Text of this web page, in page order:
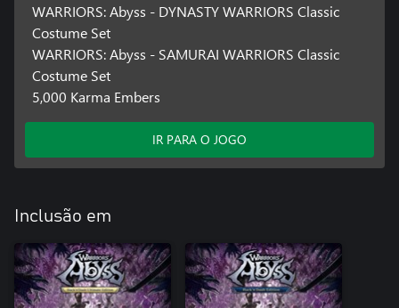
WARRIORS: Abyss - DYNASTY WARRIORS Classic
Costume Set
WARRIORS: Abyss - SAMURAI WARRIORS Classic
Costume Set
5,000 Karma Embers
IR PARA O JOGO
Inclusão em